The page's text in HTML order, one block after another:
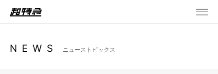
NEWS ニューストピックス